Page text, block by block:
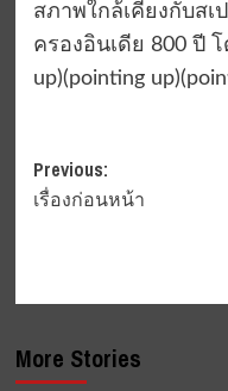
สภาพใกล้เคียงกับสเ
ครองอินเดีย 800 ปี
up)(pointing
Post
navigation
Previous:
เรื่องก่อนหน้า
More Stories